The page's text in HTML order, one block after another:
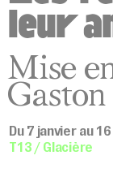
leur
Mise
Du 7 janvier au
T13 / Glacière